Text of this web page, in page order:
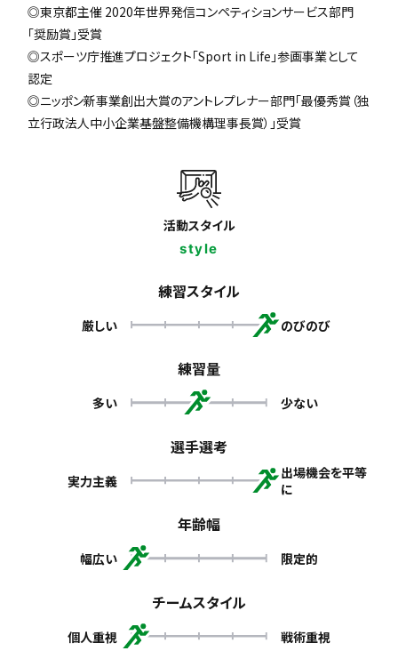
◎東京都主催 2020年世界発信コンペティションサービス部門
「奨励賞」受賞
◎スポーツ庁推進プロジェクト「Sport in Life」参画事業として
認定
◎ニッポン新事業創出大賞のアントレプレナー部門「最優秀賞（独
立行政法人中小企業基盤整備機構理事長賞）」受賞
活動スタイル
style
練習スタイル
厳しい のびのび
練習量
多い 少ない
選手選考
実力主義
出場機会を平等
に
年齢幅
幅広い 限定的
チームスタイル
個人重視 戦術重視